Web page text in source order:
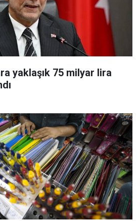
yaklaşık 75 milyar lira